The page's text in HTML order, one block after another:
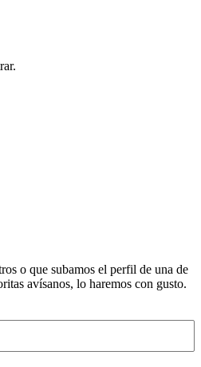
o que subamos el perfil de una de
avísanos, lo haremos con gusto.